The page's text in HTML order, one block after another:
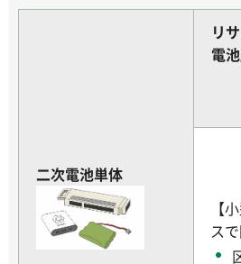
二次電池単体
リ
電
【
ス